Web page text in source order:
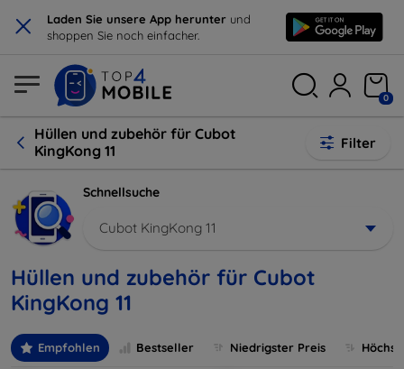
× Laden Sie unsere App herunter und
shoppen Sie noch einfacher.
0
Hüllen und zubehör für Cubot
KingKong 11
Filter
Schnellsuche
Cubot KingKong 11
Hüllen und zubehör für Cubot
KingKong 11
Empfohlen Bestseller Niedrigster Preis